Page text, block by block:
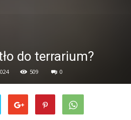
do terrarium?
509 0